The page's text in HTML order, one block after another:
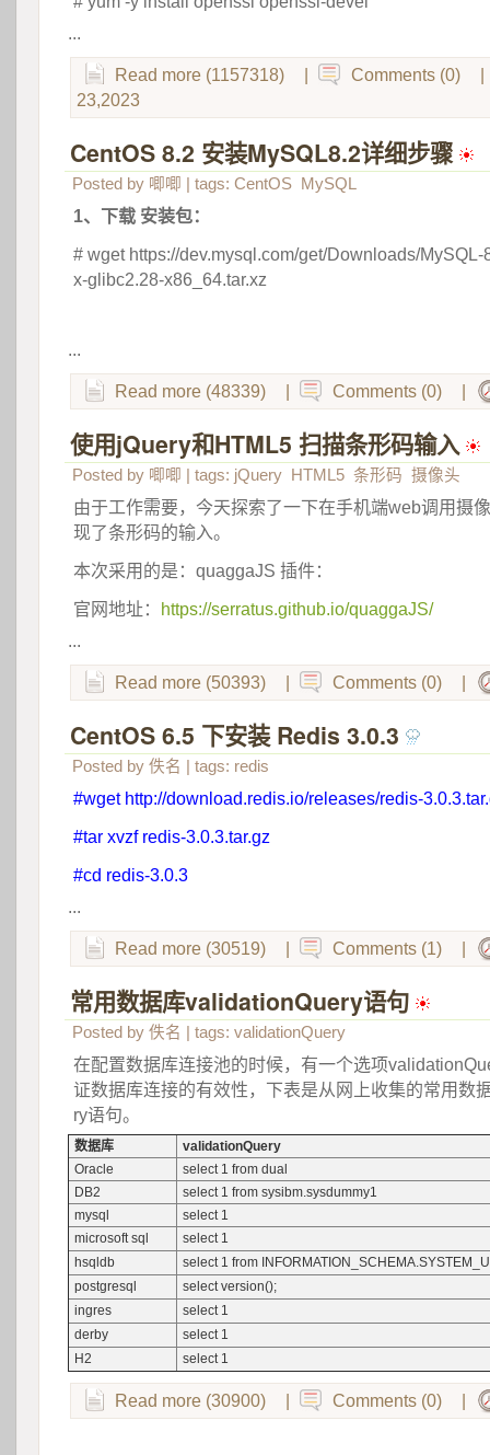
...
Read more (1157318) Comments (0)
23,2023
CentOS 8.2 安装MySQL8.2详细步骤
Posted by 唧唧 | tags: CentOS MySQL
1、下载 安装包：
# wget https://dev.mysql.com/get/Downloads/
x-glibc2.28-x86_64.tar.xz
...
Read more (48339) Comments (0)
使用jQuery和HTML5 扫描条形码输入
Posted by 唧唧 | tags: jQuery HTML5 条形码 摄像头
由于工作需要，今天探索了一下在手机端web调用摄
现了条形码的输入。
本次采用的是：quaggaJS 插件：
官网地址：
https://serratus.github.io/quaggaJS/
...
Read more (50393) Comments (0)
CentOS 6.5 下安装 Redis 3.0.3
Posted by 佚名 | tags: redis
#wget http://download.redis.io/releases/redis-
#tar xvzf redis-3.0.3.tar.gz
#cd redis-3.0.3
...
Read more (30519) Comments (1)
常用数据库validationQuery语句
Posted by 佚名 | tags: validationQuery
在配置数据库连接池的时候，有一个选项
证数据库连接的有效性，下表是从网上收集的常用数
ry语句。
数据库
validationQuery
Oracle
select 1 from dual
DB2
select 1 from sysibm.sysdummy1
mysql
select 1
microsoft sql
select 1
hsqldb
select 1 from
postgresql
select version();
ingres
select 1
derby
select 1
H2
select 1
Read more (30900) Comments (0)